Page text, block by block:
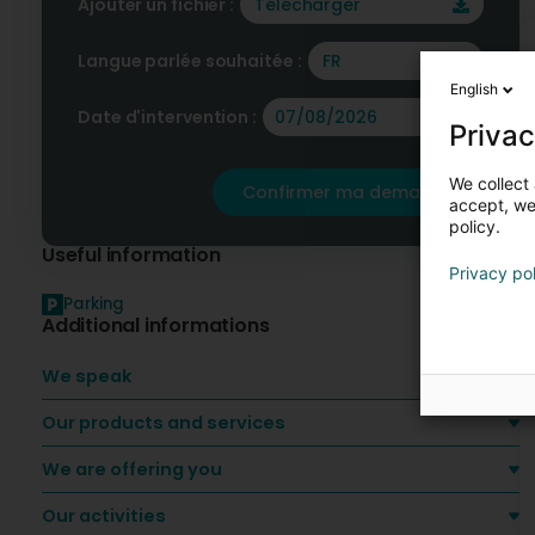
Ajouter un fichier : Télécharger
Langue parlée souhaitée : FR
Date d'intervention :
Confirmer ma demande
Useful information
Parking
Additional informations
We speak
Our products and services
We are offering you
Our activities
English
We
accept,
policy.
Privacy